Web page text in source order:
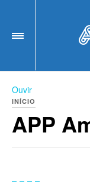
OFF CANVAS
Ouvir
INÍCIO
APP